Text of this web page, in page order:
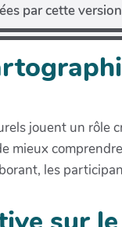
par cette version